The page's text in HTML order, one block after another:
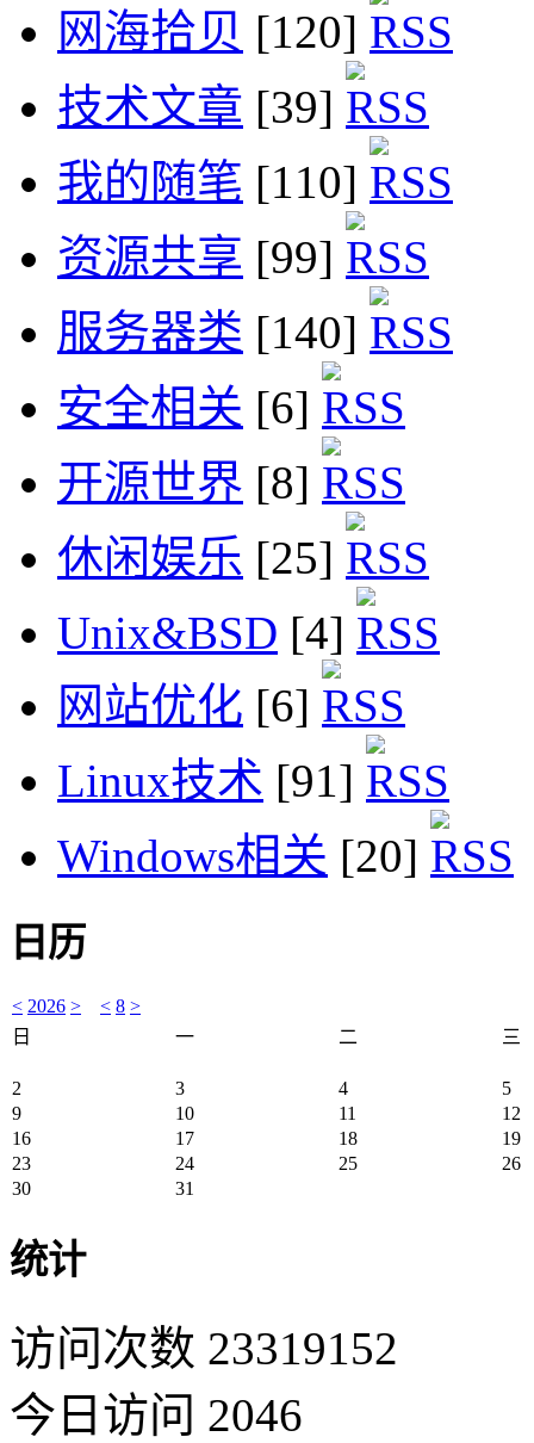
网海拾贝 [120]
技术文章 [39]
我的随笔 [110]
资源共享 [99]
服务器类 [140]
安全相关 [6]
开源世界 [8]
休闲娱乐 [25]
Unix&BSD [4]
网站优化 [6]
Linux技术 [91]
Windows相关 [20]
日历
< 2026 > < 8 >
日
一 二 三
2 3 4
5
9
10 11
12
16
17 18
19
23
24 25
26
30
31
统计
访问次数 23319152
今日访问 2046